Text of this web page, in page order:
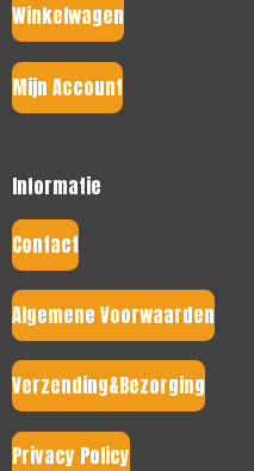
Winkelwagen
Mijn Account
Informatie
Contact
Algemene Voorwaarden
Verzending&Bezorging
Privacy Policy